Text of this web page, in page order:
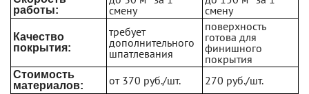
работы:
смену
смену
Качество
покрытия:
требует
дополнительного
шпатлевания
поверхность
готова для
финишного
покрытия
Стоимость
материалов:
от 370 руб./шт. 270 руб./шт.